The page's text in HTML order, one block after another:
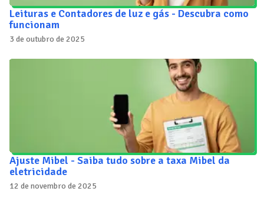
Leituras e Contadores de luz e gás - Descubra como
funcionam
3 de outubro de 2025
Ajuste Mibel - Saiba tudo sobre a taxa Mibel da
eletricidade
12 de novembro de 2025